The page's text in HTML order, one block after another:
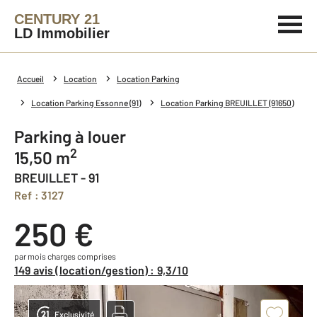
CENTURY 21
LD Immobilier
Accueil Location Location Parking
Location Parking Essonne (91) Location Parking BREUILLET (91650)
Parking à louer
15,50 m2
BREUILLET - 91
Ref : 3127
250 €
par mois charges comprises
149 avis (location/gestion) : 9,3/10
Exclusivité